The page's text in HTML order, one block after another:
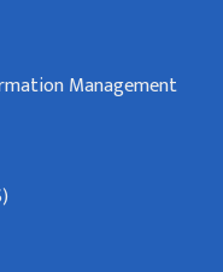
Management